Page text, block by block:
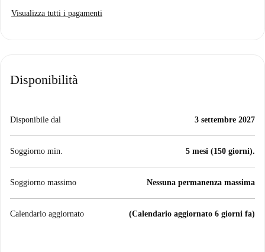
Visualizza tutti i pagamenti
Disponibilità
Disponibile dal 3 settembre 2027
Soggiorno min. 5 mesi (150 giorni).
Soggiorno massimo Nessuna permanenza massima
Calendario aggiornato (Calendario aggiornato 6 giorni fa)